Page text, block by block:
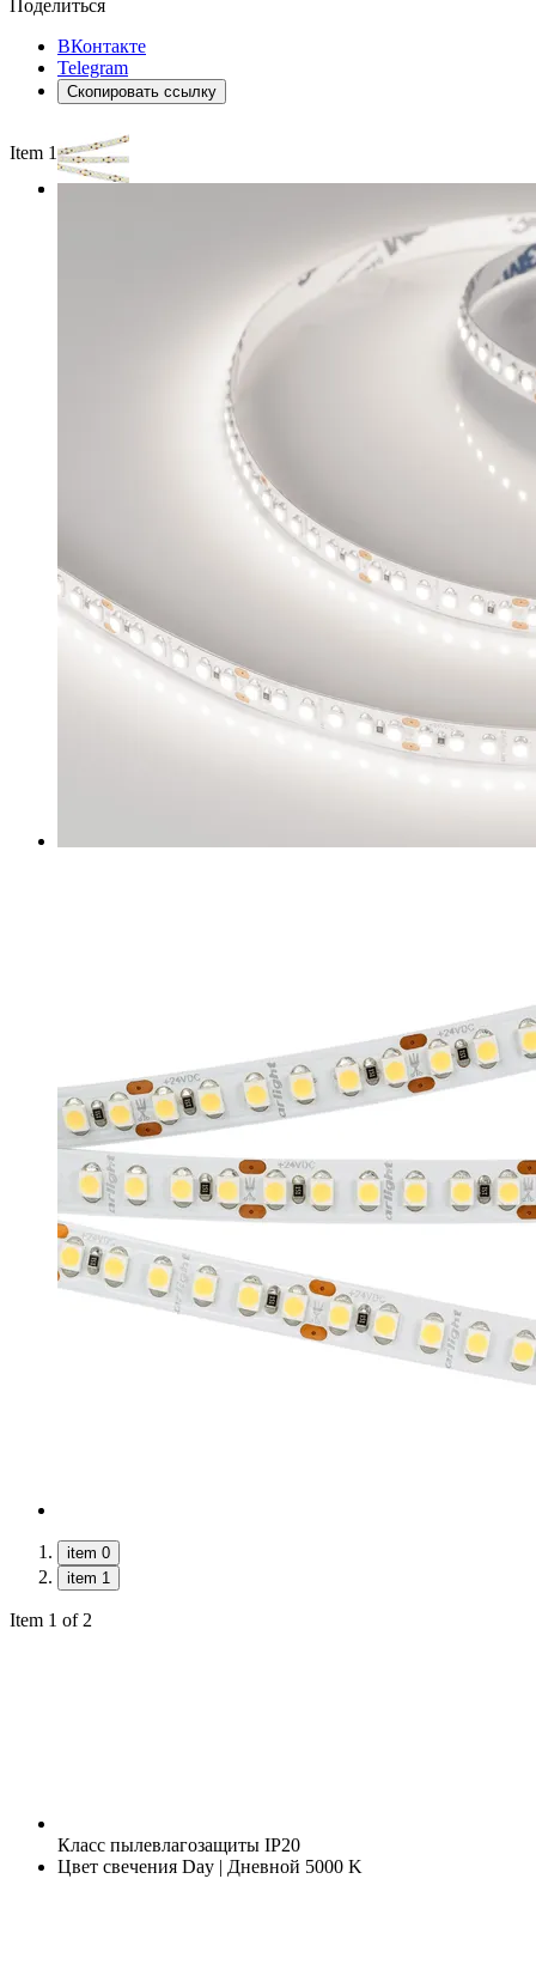
Поделиться
ВКонтакте
Telegram
Скопировать ссылку
Item 1 of 2
item 0
item 1
Item 1 of 2
Класс пылевлагозащиты IP20
Цвет свечения Day | Дневной 5000 K